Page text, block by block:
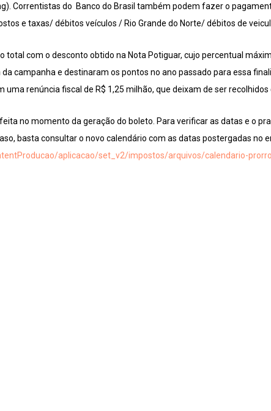
Correntistas do Banco do Brasil também podem fazer o
e taxas/ débitos veículos / Rio Grande do Norte/ débitos de
total com o desconto obtido na Nota Potiguar, cujo percentual
campanha e destinaram os pontos no ano passado para essa
uma renúncia fiscal de R$ 1,25 milhão, que deixam de ser
no momento da geração do boleto. Para verificar as datas e o
basta consultar o novo calendário com as datas postergadas no
aplicacao/set_v2/impostos/arquivos/calendario-